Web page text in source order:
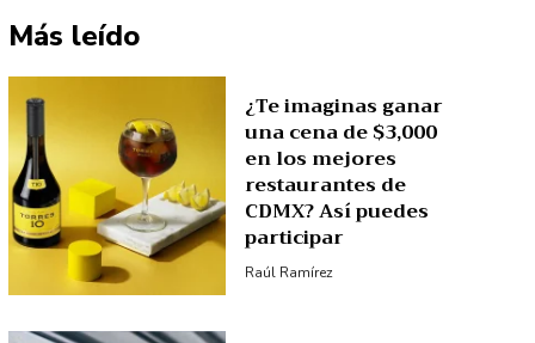
Más leído
¿Te imaginas ganar
una cena de $3,000
en los mejores
restaurantes de
CDMX? Así puedes
participar
Raúl Ramírez